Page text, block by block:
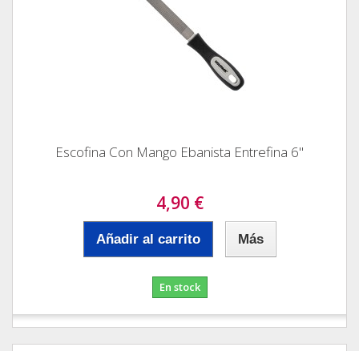
Escofina Con Mango Ebanista Entrefina 6"
4,90 €
Añadir al carrito Más
En stock